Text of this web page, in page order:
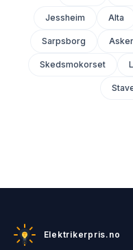
Jessheim Alta
Sarpsborg Asker
Skedsmokorset
Elektrikerpris.no